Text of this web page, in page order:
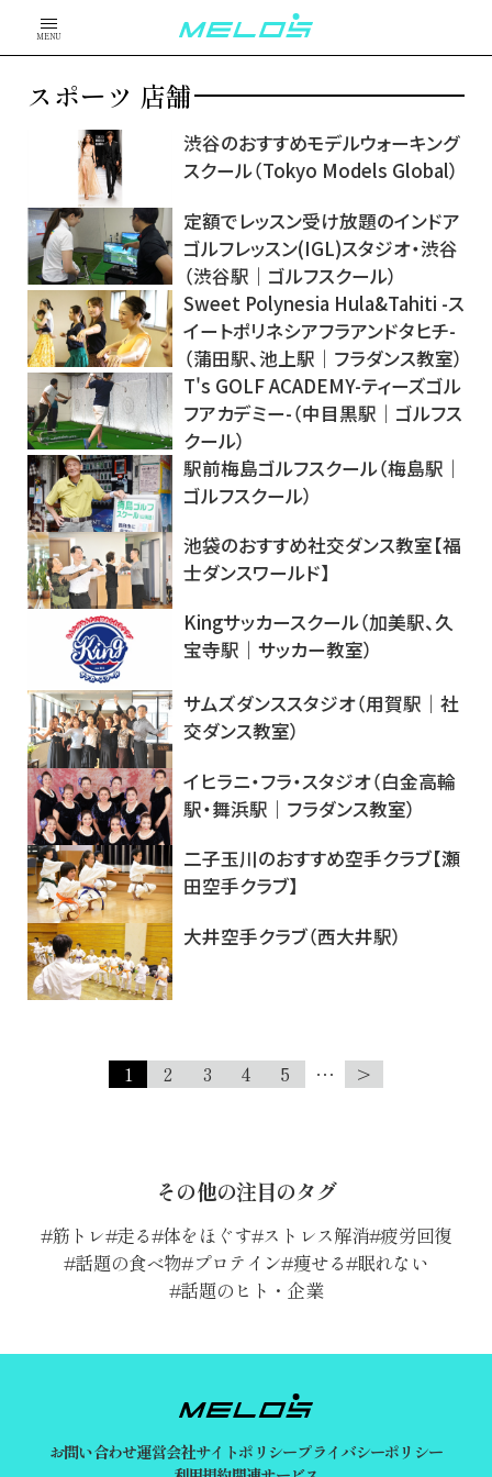
MENU
スポーツ 店舗
渋谷のおすすめモデルウォーキング
スクール（Tokyo Models Global）
定額でレッスン受け放題のインドア
ゴルフレッスン(IGL)スタジオ・渋谷
（渋谷駅｜ゴルフスクール）
Sweet Polynesia Hula&Tahiti -ス
イートポリネシアフラアンドタヒチ-
（蒲田駅、池上駅｜フラダンス教室）
T's GOLF ACADEMY-ティーズゴル
フアカデミー-（中目黒駅｜ゴルフス
クール）
駅前梅島ゴルフスクール（梅島駅｜
ゴルフスクール）
池袋のおすすめ社交ダンス教室【福
士ダンスワールド】
Kingサッカースクール（加美駅、久
宝寺駅｜サッカー教室）
サムズダンススタジオ（用賀駅｜社
交ダンス教室）
イヒラニ・フラ・スタジオ（白金高輪
駅・舞浜駅｜フラダンス教室）
二子玉川のおすすめ空手クラブ【瀬
田空手クラブ】
大井空手クラブ（西大井駅）
1 2 3 4 5 … >
その他の注目のタグ
筋トレ 走る 体をほぐす ストレス解消 疲労回復
話題の食べ物 プロテイン 痩せる 眠れない
話題のヒト・企業
お問い合わせ運営会社サイトポリシープライバシーポリシー